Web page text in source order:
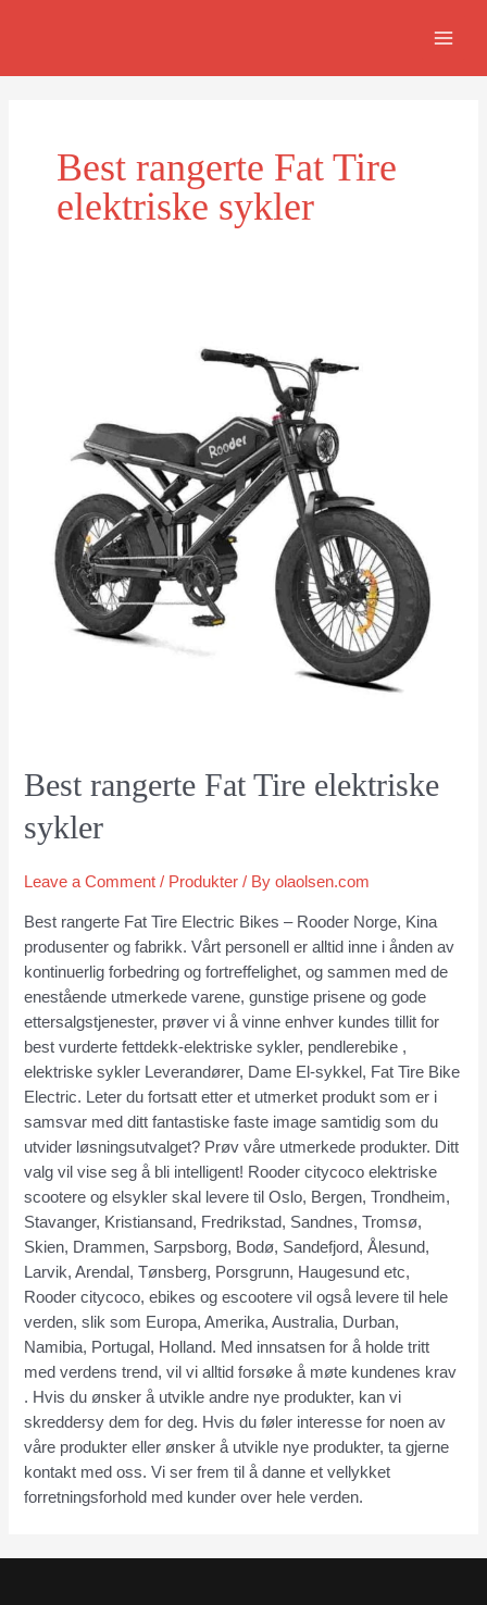
Best rangerte Fat Tire
elektriske sykler
Best rangerte Fat Tire elektriske
sykler
Leave a Comment / Produkter / Byolaolsen.com
Best rangerte Fat Tire Electric Bikes – Rooder Norge, Kina
produsenter og fabrikk. Vårt personell er alltid inne i ånden av
kontinuerlig forbedring og fortreffelighet, og sammen med de
enestående utmerkede varene, gunstige prisene og gode
ettersalgstjenester, prøver vi å vinne enhver kundes tillit for
best vurderte fettdekk-elektriske sykler, pendlerebike ,
elektriske sykler Leverandører, Dame El-sykkel, Fat Tire Bike
Electric. Leter du fortsatt etter et utmerket produkt som er i
samsvar med ditt fantastiske faste image samtidig som du
utvider løsningsutvalget? Prøv våre utmerkede produkter. Ditt
valg vil vise seg å bli intelligent! Rooder citycoco elektriske
scootere og elsykler skal levere til Oslo, Bergen, Trondheim,
Stavanger, Kristiansand, Fredrikstad, Sandnes, Tromsø,
Skien, Drammen, Sarpsborg, Bodø, Sandefjord, Ålesund,
Larvik, Arendal, Tønsberg, Porsgrunn, Haugesund etc,
Rooder citycoco, ebikes og escootere vil også levere til hele
verden, slik som Europa, Amerika, Australia, Durban,
Namibia, Portugal, Holland. Med innsatsen for å holde tritt
med verdens trend, vil vi alltid forsøke å møte kundenes krav
. Hvis du ønsker å utvikle andre nye produkter, kan vi
skreddersy dem for deg. Hvis du føler interesse for noen av
våre produkter eller ønsker å utvikle nye produkter, ta gjerne
kontakt med oss. Vi ser frem til å danne et vellykket
forretningsforhold med kunder over hele verden.